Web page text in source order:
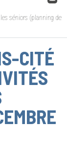
séniors (planning de
CITÉ